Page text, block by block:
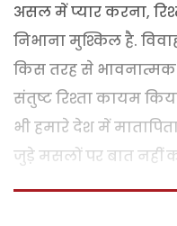
असल में प्यार करना,
निभाना मुश्किल है.
किस तरह से
संतुष्ट रिश्ता कायम
भी हमारे देश में
जुडे़ मसलों पर बात नहीं